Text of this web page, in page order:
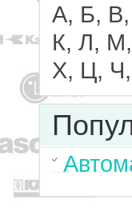
А, Б,
К, Л,
Х, Ц,